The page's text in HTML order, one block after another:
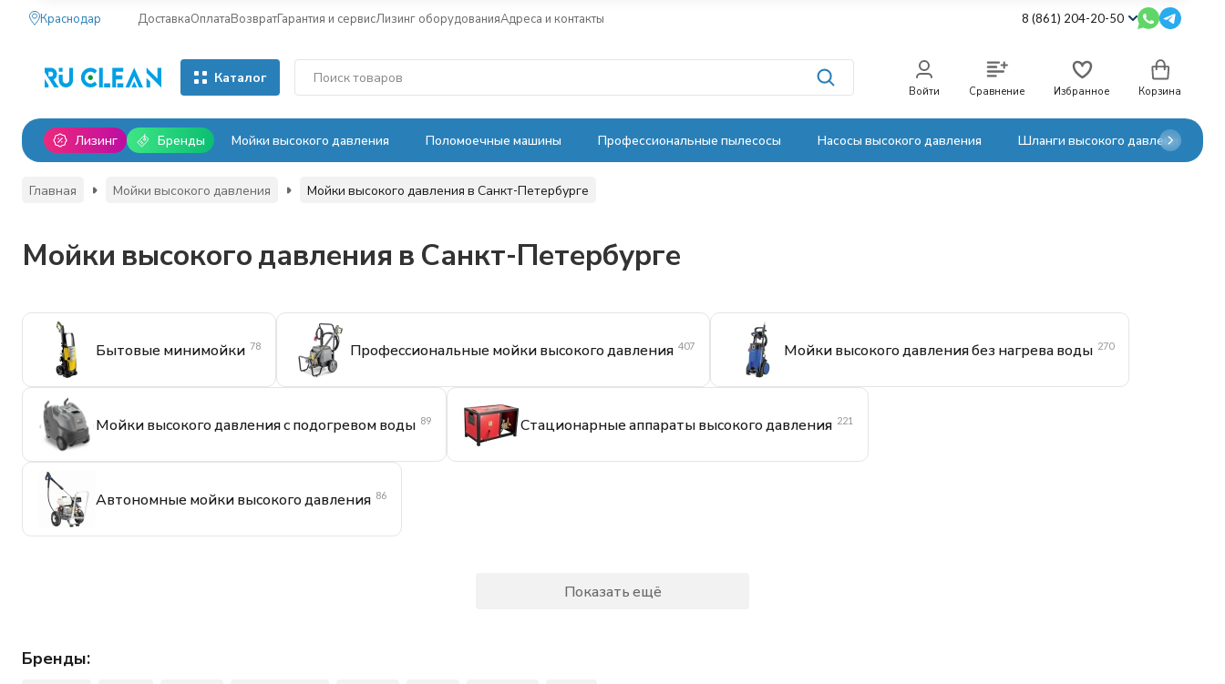
Краснодар ДоставкаОплатаВозвратГарантия и сервисЛизинг оборудованияАдреса и контакты 8 (861) 204-20-50
Каталог
Войти Сравнение Избранное Корзина
Лизинг Бренды Мойки высокого давления Поломоечные машины Профессиональные пылесосы Насосы высокого давления Шланги высокого давления
Главная Мойки высокого давления Мойки высокого давления в Санкт-Петербурге
Мойки высокого давления в Санкт-Петербурге
Бытовые минимойки 78 Профессиональные мойки высокого давления 407 Мойки высокого давления без нагрева воды 270
Мойки высокого давления с подогревом воды 89 Стационарные аппараты высокого давления 221
Автономные мойки высокого давления 86
Показать ещё
Бренды: